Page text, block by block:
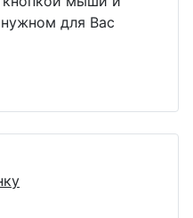
для Вас